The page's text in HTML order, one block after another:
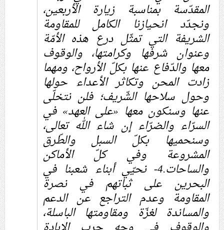
المقدّسة بمناسبة زيارة الأربعين،
ونجدّد انحيازنا الكامل للمقاومة
الشريفة التي تمثّل درع هذه الأمّة
وعنوان شرفها وكرامتها، والوقوف
معها والدّفاع عنها بكلّ الأرواح، ومهما
زادت المحن وتكاثر الأعداء حولها
وحول سلاحها الشّريف؛ فلن نتخلّى
عنها وسنكون معها «على العهد» في
السرّاء والضرّاء إن شاء الله تعالى،
وسنحميها بكلّ السبل والطّرق
المشروعة وفي كلّ الأماكن
والساحات.4- نحيّي أبناء شعبنا في
البحرين على ثباتهم في نصرة
المقاومة وعدم التراجع عن الدعم
والمساندة لغزّة ومقاومتها الباسلة،